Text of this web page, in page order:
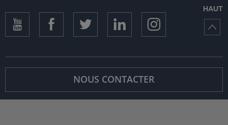
HAUT
NOUS CONTACTER